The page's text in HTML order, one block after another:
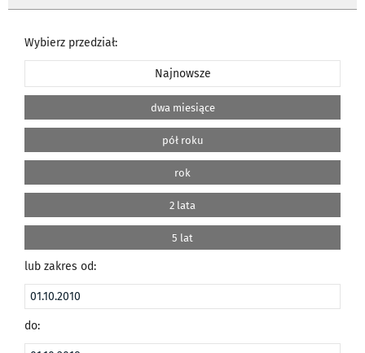
Wybierz przedział:
Najnowsze
dwa miesiące
pół roku
rok
2 lata
5 lat
lub zakres od:
do: